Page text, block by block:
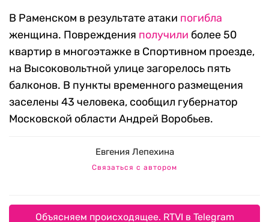
В Раменском в результате атаки погибла
женщина. Повреждения получили более 50
квартир в многоэтажке в Спортивном проезде,
на Высоковольтной улице загорелось пять
балконов. В пункты временного размещения
заселены 43 человека, сообщил губернатор
Московской области Андрей Воробьев.
Евгения Лепехина
Связаться с автором
Объясняем происходящее. RTVI в Telegram